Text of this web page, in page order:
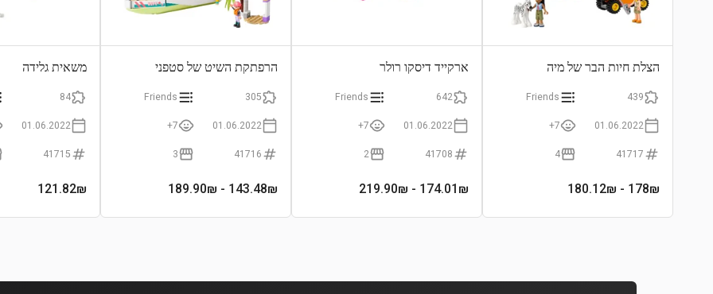
הצלת חיות הבר של מיה
439
Friends
01.06.2022
7+
41717
4
178₪
- 180.12₪
ארקייד דיסקו רולר
642
Friends
01.06.2022
7+
41708
2
174.01 ₪
- 219.90₪
הרפתקת השיט של סטפני
305
Friends
01.06.2022
7+
41716
3
143.48₪
- 189.90₪
משאית גלידה
84
01.06.2022
41715
121.82₪